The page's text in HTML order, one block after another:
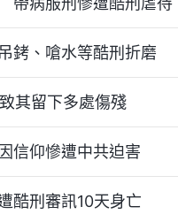
銬、嗆水等酷刑折磨
其留下多處傷殘
信仰慘遭中共迫害
酷刑審訊10天身亡